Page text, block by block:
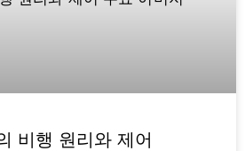
비행 원리와 제어